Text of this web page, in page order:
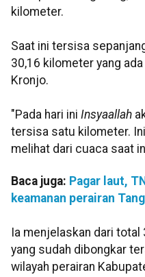
kilometer.
Saat ini tersisa
30,16 kilometer yang
Kronjo.
"Pada hari ini Insyaallah
tersisa satu kilometer.
melihat dari cuaca saat
Baca juga: Pagar laut,
keamanan perairan
Ia menjelaskan dari
yang sudah dibongkar
wilayah perairan